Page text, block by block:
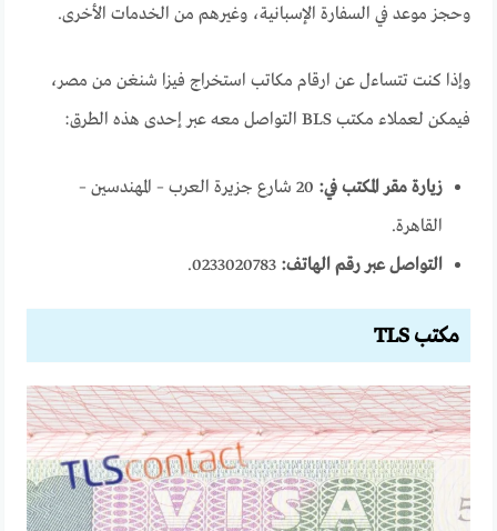
وحجز موعد في السفارة الإسبانية، وغيرهم من الخدمات الأخرى.
وإذا كنت تتساءل عن ارقام مكاتب استخراج فيزا شنغن من مصر،
فيمكن لعملاء مكتب BLS التواصل معه عبر إحدى هذه الطرق:
زيارة مقر المكتب في:
20 شارع جزيرة العرب – المهندسين –
القاهرة.
التواصل عبر رقم الهاتف:0233020783.
مكتبTLS